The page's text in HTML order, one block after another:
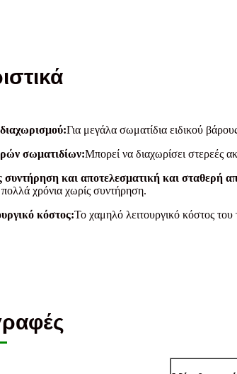
Για μεγάλα σωματίδια ειδικού
σωματιδίων:Μπορεί να διαχωρίσει στερεές
συντήρηση και αποτελεσματική και σταθερή
πολλά χρόνια χωρίς συντήρηση.
κόστος:Το χαμηλό λειτουργικό κόστος